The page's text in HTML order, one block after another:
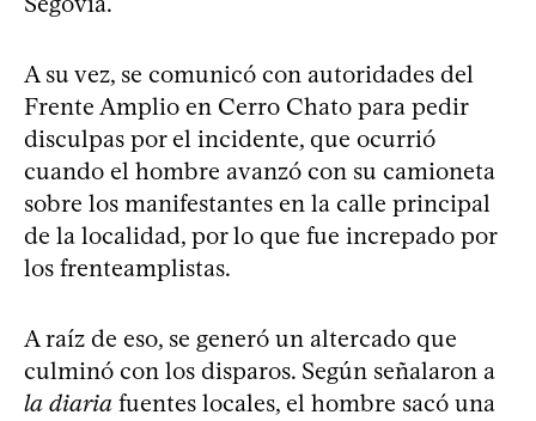
A su vez, se comunicó con autoridades del
Frente Amplio en Cerro Chato para pedir
disculpas por el incidente, que ocurrió
cuando el hombre avanzó con su camioneta
sobre los manifestantes en la calle principal
de la localidad, por lo que fue increpado por
los frenteamplistas.
A raíz de eso, se generó un altercado que
culminó con los disparos. Según señalaron a
la diaria fuentes locales, el hombre sacó una